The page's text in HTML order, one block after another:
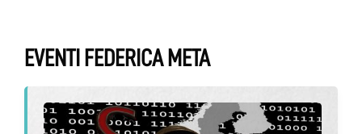
EVENTI FEDERICA META